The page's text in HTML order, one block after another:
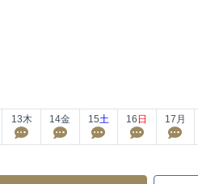
13木 14金 15土 16 日 17 月